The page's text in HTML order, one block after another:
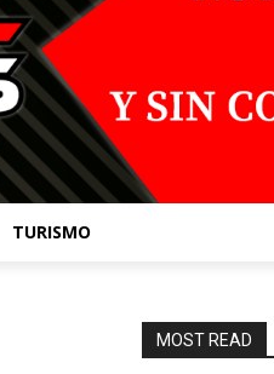
TURISMO
MOST READ